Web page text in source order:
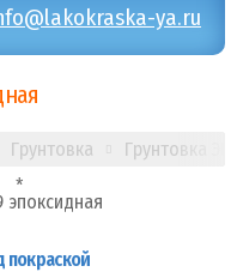
ya.ru
Грунтовка Грунтовка
покраской